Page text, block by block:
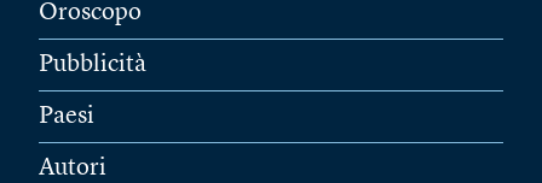
Oroscopo
Pubblicità
Paesi
Autori